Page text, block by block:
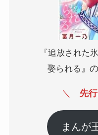
『追放された
娶られる』
＼ 先
まんが